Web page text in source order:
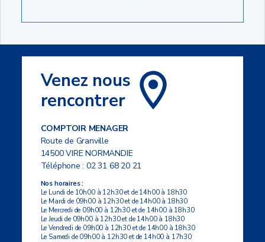
Venez nous
rencontrer
COMPTOIR MENAGER
Route de Granville
14500 VIRE NORMANDIE
Téléphone :02 31 68 20 21
Nos horaires :
Le Lundi de 10h00 à 12h30 et de 14h00 à 18h30
Le Mardi de 09h00 à 12h30 et de 14h00 à 18h30
Le Mercredi de 09h00 à 12h30 et de 14h00 à 18h30
Le Jeudi de 09h00 à 12h30 et de 14h00 à 18h30
Le Vendredi de 09h00 à 12h30 et de 14h00 à 18h30
Le Samedi de 09h00 à 12h30 et de 14h00 à 17h30